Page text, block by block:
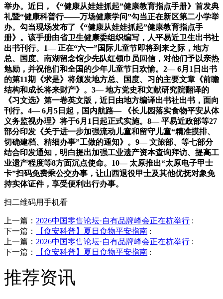
举办。近日，《“健康从娃娃抓起”健康教育指点手册》首发典
礼暨“健康科普行——万场健康学问”勾当正在新区第二小学举
办。勾当现场发布了《“健康从娃娃抓起”健康教育指点手
册》。该手册由省卫生健康委组织编写，人平易近卫生出书社
出书刊行。1— 正在“六一”国际儿童节即将到来之际，地方
总、国度、南湖留念馆少先队红领巾员回信，对他们予以亲热
勉励，并祝他们和全国的少年儿童节日欢愉。2— 6月1日出书
的第11期《求是》将颁发地方总、国度、习的主要文章《前瞻
结构和成长将来财产》。3— 地方党史和文献研究院翻译的
《习文选》第一卷英文版，近日由地方编译出书社出书，面向
刊行。4— 6月5日起，国内航路— 《长儿园落实食物平安从体
义务监视办理》将于6月1日起正式实施。8— 平易近政部等27
部分印发《关于进一步加强流动儿童和留守儿童“精准摸排、
切确建档、精细办事”工做的通知》。9— 文旅部、等七部分
结合印发通知，明白提出加强工业遗产资本查询拜访、提高工
业遗产程度等8方面沉点使命。10— 太原推出“太原电子甲士
卡”扫码免费乘公交办事，让山西退役甲士及其他优抚对象免
持实体证件，享受便利出行办事。
扫二维码用手机看
上一篇： 2026中国零售论坛·自有品牌峰会正在杭举行 :
下一篇：
【食安科普】夏日食物平安指南 :
上一篇： 2026中国零售论坛·自有品牌峰会正在杭举行 :
下一篇：
【食安科普】夏日食物平安指南 :
推荐资讯